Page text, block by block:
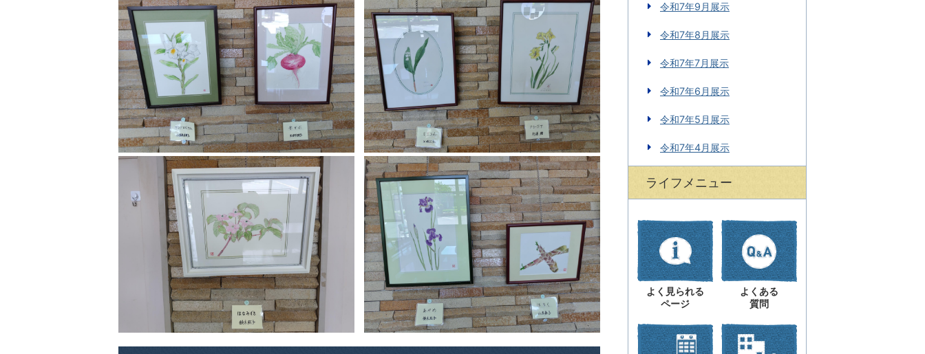
令和7年9月展示
令和7年8月展示
令和7年7月展示
令和7年6月展示
令和7年5月展示
令和7年4月展示
ライフメニュー
よく見られる
ページ
よくある
質問